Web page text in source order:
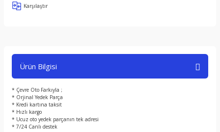
Karşılaştır
Ürün Bilgisi
* Çevre Oto Farkıyla ;
* Orjinal Yedek Parça
* Kredi kartına taksit
* Hızlı kargo
* Ucuz oto yedek parçanın tek adresi
* 7/24 Canlı destek